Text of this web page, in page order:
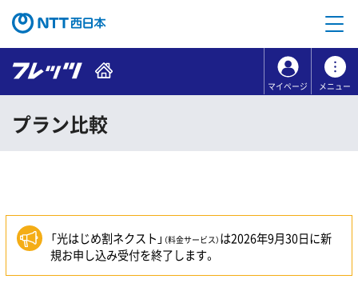
コンテンツのリンクナビゲーションへ移動
マイページ メニュー
プラン比較
「光はじめ割ネクスト」 （料金サービス） は2026年9月30日に新
規お申し込み受付を終了します。